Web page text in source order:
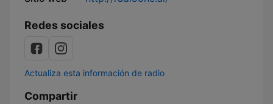
Redes sociales
Actualiza esta información de radio
Compartir